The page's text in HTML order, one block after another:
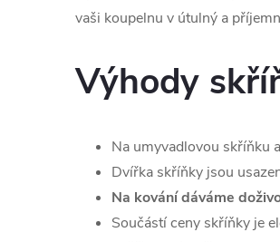
vaši koupelnu v útulný a
Výhody
Na umyvadlovou skříňku
Dvířka skříňky jsou
Na kování dáváme
Součástí ceny skříňky je